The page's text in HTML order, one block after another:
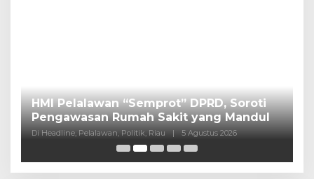
HMI Pelalawan “Semprot” DPRD, Soroti
Pengawasan Rumah Sakit yang Mandul
Di Headline, Pelalawan, Politik, Riau | 5 Agustus 2026